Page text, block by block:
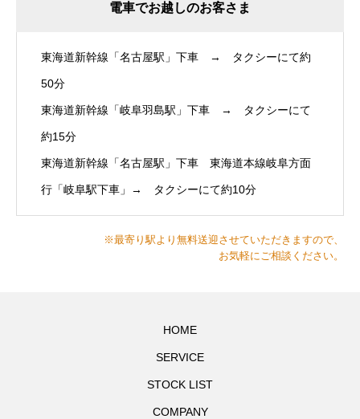
電車でお越しのお客さま
東海道新幹線「名古屋駅」下車 → タクシーにて約
50分
東海道新幹線「岐阜羽島駅」下車 → タクシーにて
約15分
東海道新幹線「名古屋駅」下車 東海道本線岐阜方面
行「岐阜駅下車」→ タクシーにて約10分
※最寄り駅より無料送迎させていただきますので、
お気軽にご相談ください。
HOME
SERVICE
STOCK LIST
COMPANY